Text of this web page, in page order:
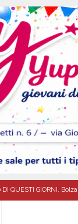
DI QUESTI GIORNI.